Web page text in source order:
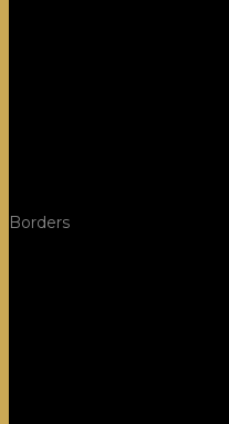
Borders